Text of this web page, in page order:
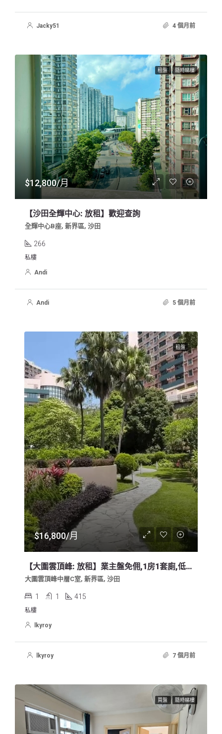
Jacky51 4 個月前
租盤 隨時睇樓
$12,800/月
【沙田全輝中心: 放租】歡迎查詢
全輝中心B座, 新界區, 沙田
266
私樓
Andi
Andi 5 個月前
租盤
$16,800/月
【大圍雲頂峰: 放租】業主盤免佣,1房1套廁,低密度,可養寵物,傢電齊全
大圍雲頂峰中層C室, 新界區, 沙田
1 1 415
私樓
lkyroy
lkyroy 7 個月前
買盤 隨時睇樓